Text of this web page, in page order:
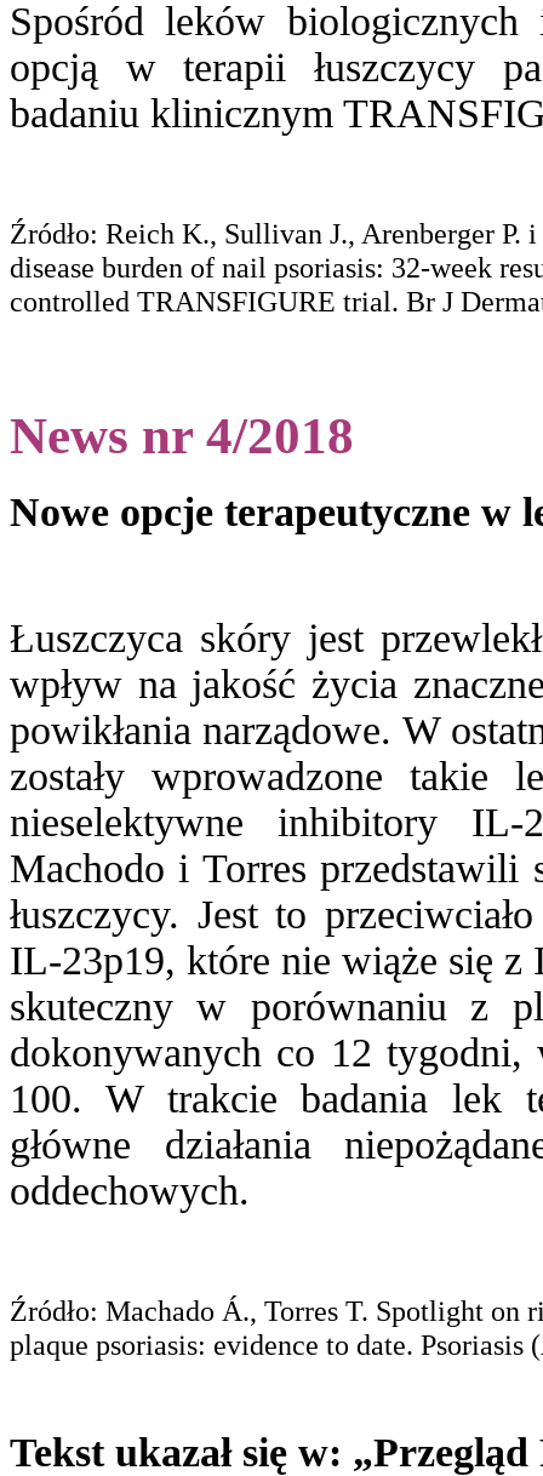
Spośród leków
opcją w terapii łuszczycy
badaniu klinicznym
Źródło: Reich K., Sullivan J., Arenberger
disease burden of nail psoriasis: 32-week
controlled TRANSFIGURE trial. Br J
News nr 4/2018
Nowe opcje terapeutyczne w
Łuszczyca skóry jest
wpływ na jakość życia
powikłania narządowe. W
zostały wprowadzone
nieselektywne inhibitory
Machodo i Torres przedstawili
łuszczycy. Jest to
IL-23p19, które nie wiąże się z
skuteczny w porównaniu z
dokonywanych co 12
100. W trakcie badania lek
główne działania
oddechowych.
Źródło: Machado Á., Torres T. Spotlight
plaque psoriasis: evidence to date.
Tekst ukazał się w: